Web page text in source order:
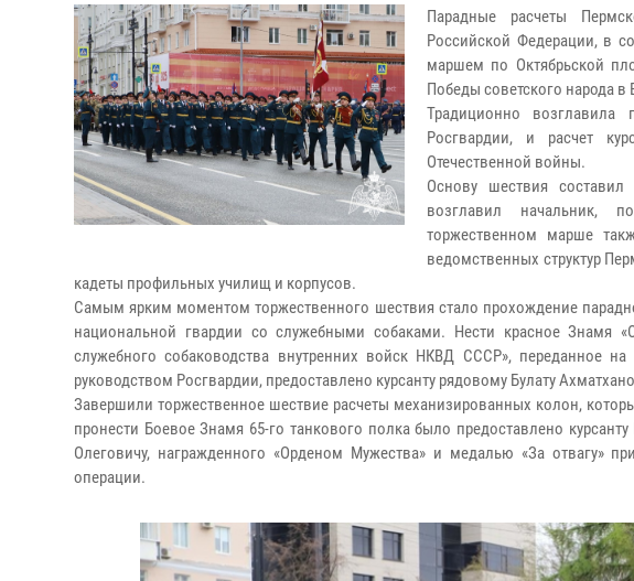
Парадные расчеты
Российской Федерации, в
маршем по Октябрьской
Победы советского народа
Традиционно возглавила
Росгвардии, и расчет
Отечественной войны.
Основу шествия
возглавил начальник,
торжественном марше
ведомственных структур
кадеты профильных училищ и корпусов.
Самым ярким моментом торжественного шествия стало прохождение
национальной гвардии со служебными собаками. Нести красное Знамя
служебного собаководства внутренних войск НКВД СССР», переданное на
руководством Росгвардии, предоставлено курсанту рядовому Булату
Завершили торжественное шествие расчеты механизированных колон,
пронести Боевое Знамя 65-го танкового полка было предоставлено
Олеговичу, награжденного «Орденом Мужества» и медалью «За отвагу»
операции.